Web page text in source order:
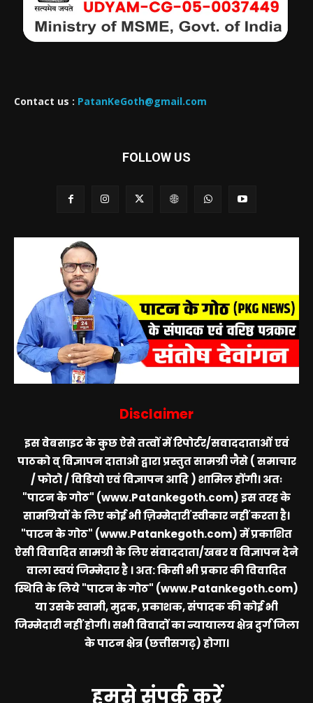
Contact us : PatanKeGoth@gmail.com
FOLLOW US
Disclaimer
इस वेबसाइट के कुछ ऐसे तत्वों में रिपोर्टर/सवाददाताओं एवं
पाठको व् विज्ञापन दाताओ द्वारा प्रस्तुत सामग्री जैसे ( समाचार
/ फोटो / विडियो एवं विज्ञापन आदि ) शामिल होंगी। अतः
"पाटन के गोठ" (www.Patankegoth.com)इस तरह के
सामग्रियों के लिए कोई भी ज़िम्मेदारीं स्वीकार नहीं करता है।
"पाटन के गोठ" (www.Patankegoth.com)में प्रकाशित
ऐसी विवादित सामग्री के लिए संवाददाता/खबर व विज्ञापन देने
वाला स्वयं जिम्मेदार है । अत: किसी भी प्रकार की विवादित
स्थिति के लिये"पाटन के गोठ" (www.Patankegoth.com)
या उसके स्वामी, मुद्रक, प्रकाशक, संपादक की कोई भी
जिम्मेदारी नहीं होगी। सभी विवादों का न्यायालय क्षेत्र दुर्ग जिला
के पाटन क्षेत्र (छत्तीसगढ़) होगा।
हमसे संपर्क करें